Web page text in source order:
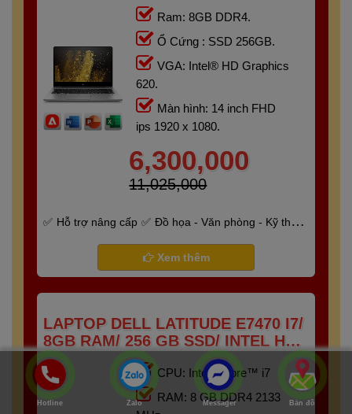
Ram: 8GB DDR4.
Ổ Cứng : SSD 256GB.
VGA: Intel® HD Graphics
620.
Màn hình: 14 inch FHD
ips 1920 x 1080.
6,300,000
11,025,000
Hỗ trợ nâng cấp
Đồ họa - Văn phòng - Kỹ thuật
Xem thêm
LAPTOP DELL LATITUDE E7470 I7/
8GB RAM/ 256 GB SSD/ INTEL HD
520/ TOUCH SCREEN
CPU: Intel® Core™ i7
RAM: 8 GB DDR4 2133
Hotline Zalo Messager Bản đồ